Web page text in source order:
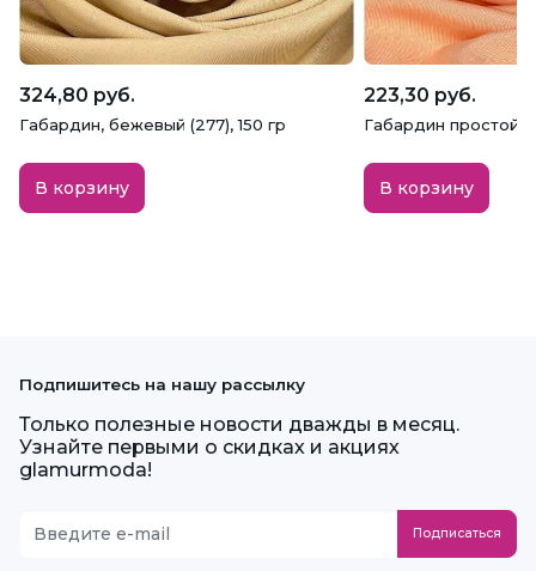
324,80 руб.
Габардин, бежевый (277), 150 гр
В корзину
223,30 руб.
Габардин простой,
В корзину
Подпишитесь на нашу рассылку
Только полезные новости дважды в месяц.
Узнайте первыми о скидках и акциях
glamurmoda!